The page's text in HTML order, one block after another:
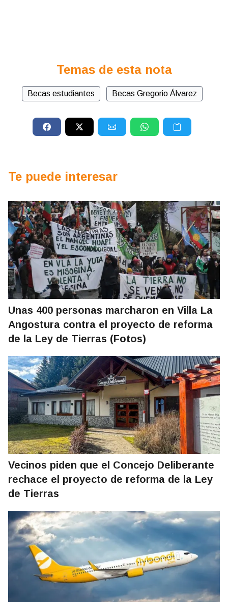
Temas de esta nota
Becas estudiantes Becas Gregorio Álvarez
Te puede interesar
Unas 400 personas marcharon en Villa La
Angostura contra el proyecto de reforma
de la Ley de Tierras (Fotos)
Vecinos piden que el Concejo Deliberante
rechace el proyecto de reforma de la Ley
de Tierras